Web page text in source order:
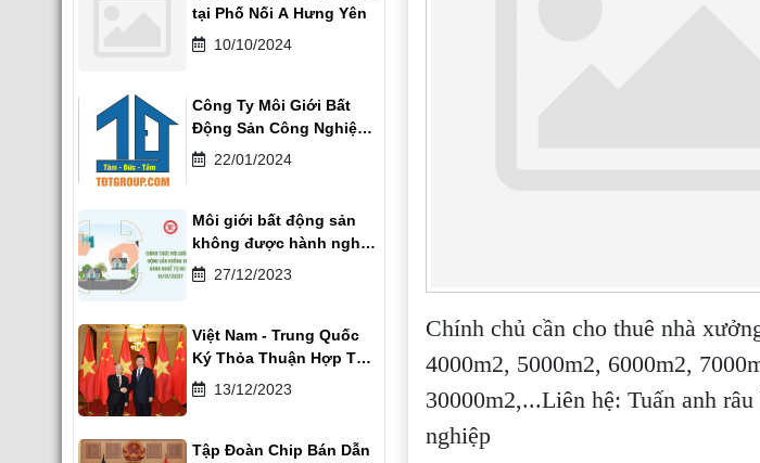
Chính chủ cần cho thuê nhà
4000m2, 5000m2, 6000m2,
30000m2,...Liên hệ: Tuấn anh
nghiệp
tại Phố Nối A Hưng Yên
10/10/2024
Công Ty Môi Giới Bất
Động Sản Công Nghiệp
tại Hưng Yên
22/01/2024
Môi giới bất động sản
không được hành nghề
tự do 1/1/2025
27/12/2023
Việt Nam - Trung Quốc
Ký Thỏa Thuận Hợp Tác
Toàn Diện
13/12/2023
Tập Đoàn Chip Bán Dẫn